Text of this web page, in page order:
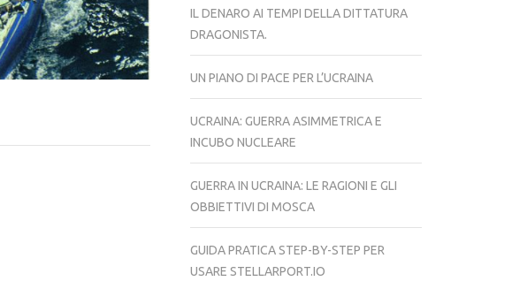
IL DENARO AI TEMPI DELLA DITTATURA
DRAGONISTA.
UN PIANO DI PACE PER L’UCRAINA
UCRAINA: GUERRA ASIMMETRICA E
INCUBO NUCLEARE
GUERRA IN UCRAINA: LE RAGIONI E GLI
OBBIETTIVI DI MOSCA
GUIDA PRATICA STEP-BY-STEP PER
USARE STELLARPORT.IO